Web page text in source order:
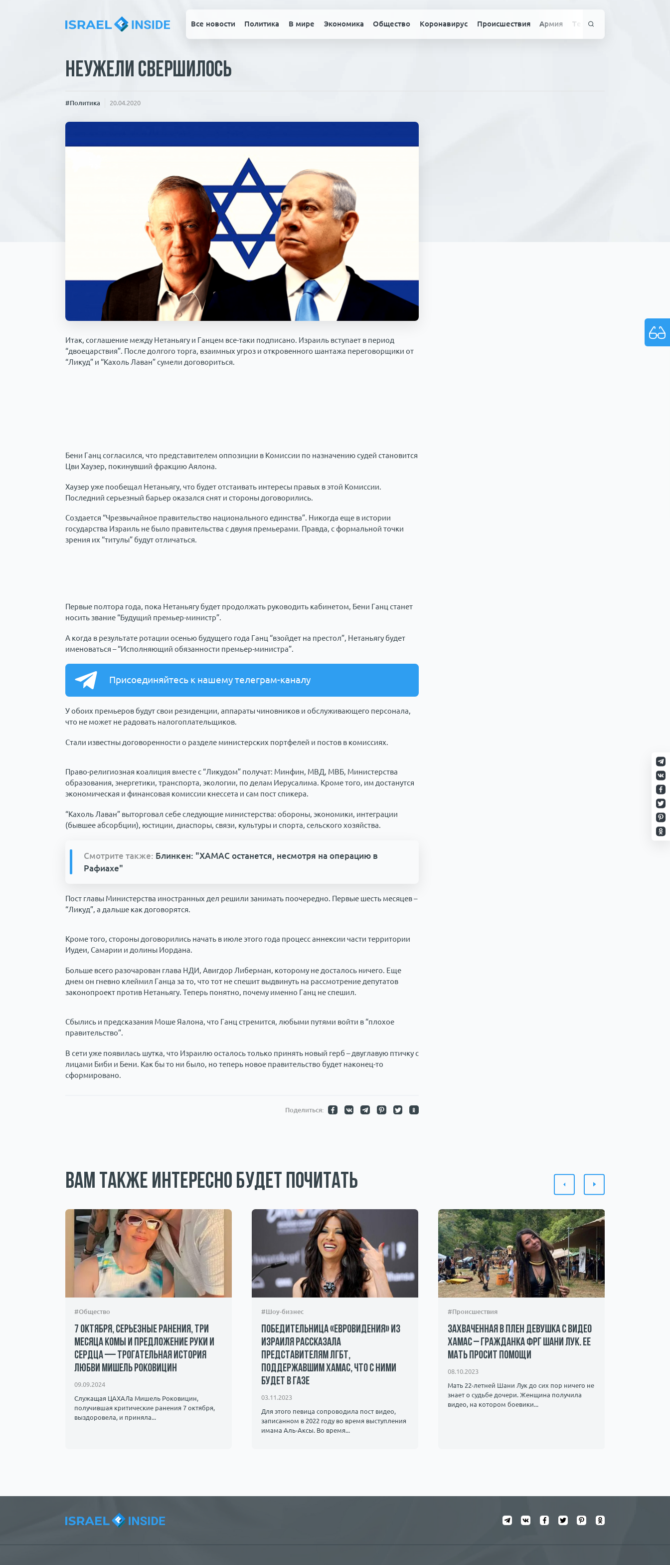
Все новости Политика В мире Экономика Общество Коронавирус Происшествия Армия Технологии
Неужели свершилось
#Политика 20.04.2020
Итак, соглашение между Нетаньягу и Ганцем все-таки подписано. Израиль вступает в период
“двоецарствия”. После долгого торга, взаимных угроз и откровенного шантажа переговорщики от
“Ликуд” и “Кахоль Лаван” сумели договориться.
Бени Ганц согласился, что представителем оппозиции в Комиссии по назначению судей становится
Цви Хаузер, покинувший фракцию Аялона.
Хаузер уже пообещал Нетаньягу, что будет отстаивать интересы правых в этой Комиссии.
Последний серьезный барьер оказался снят и стороны договорились.
Создается “Чрезвычайное правительство национального единства”. Никогда еще в истории
государства Израиль не было правительства с двумя премьерами. Правда, с формальной точки
зрения их “титулы” будут отличаться.
Первые полтора года, пока Нетаньягу будет продолжать руководить кабинетом, Бени Ганц станет
носить звание “Будущий премьер-министр”.
А когда в результате ротации осенью будущего года Ганц “взойдет на престол”, Нетаньягу будет
именоваться – “Исполняющий обязанности премьер-министра”.
Присоединяйтесь к нашему телеграм-каналу
У обоих премьеров будут свои резиденции, аппараты чиновников и обслуживающего персонала,
что не может не радовать налогоплательщиков.
Стали известны договоренности о разделе министерских портфелей и постов в комиссиях.
Право-религиозная коалиция вместе с “Ликудом” получат: Минфин, МВД, МВБ, Министерства
образования, энергетики, транспорта, экологии, по делам Иерусалима. Кроме того, им достанутся
экономическая и финансовая комиссии кнессета и сам пост спикера.
“Кахоль Лаван” выторговал себе следующие министерства: обороны, экономики, интеграции
(бывшее абсорбции), юстиции, диаспоры, связи, культуры и спорта, сельского хозяйства.
Смотрите также: Блинкен: "ХАМАС останется, несмотря на операцию в
Рафиахе"
Пост главы Министерства иностранных дел решили занимать поочередно. Первые шесть месяцев –
“Ликуд”, а дальше как договорятся.
Кроме того, стороны договорились начать в июле этого года процесс аннексии части территории
Иудеи, Самарии и долины Иордана.
Больше всего разочарован глава НДИ, Авигдор Либерман, которому не досталось ничего. Еще
днем он гневно клеймил Ганца за то, что тот не спешит выдвинуть на рассмотрение депутатов
законопроект против Нетаньягу. Теперь понятно, почему именно Ганц не спешил.
Сбылись и предсказания Моше Яалона, что Ганц стремится, любыми путями войти в “плохое
правительство”.
В сети уже появилась шутка, что Израилю осталось только принять новый герб – двуглавую птичку с
лицами Биби и Бени. Как бы то ни было, но теперь новое правительство будет наконец-то
сформировано.
Поделиться:
Вам также интересно будет почитать
#Общество
7 октября, серьезные ранения, три
месяца комы и предложение руки и
сердца — трогательная история
любви Мишель Роковицин
09.09.2024
Служащая ЦАХАЛа Мишель Роковицин,
получившая критические ранения 7 октября,
выздоровела, и приняла...
#Шоу-бизнес
Победительница «Евровидения» из
Израиля рассказала
представителям ЛГБТ,
поддержавшим ХАМАС, что с ними
будет в Газе
03.11.2023
Для этого певица сопроводила пост видео,
записанном в 2022 году во время выступления
имама Аль-Аксы. Во время...
#Происшествия
Захваченная в плен девушка с видео
ХАМАС – гражданка ФРГ Шани Лук. Ее
мать просит помощи
08.10.2023
Мать 22-летней Шани Лук до сих пор ничего не
знает о судьбе дочери. Женщина получила
видео, на котором боевики...